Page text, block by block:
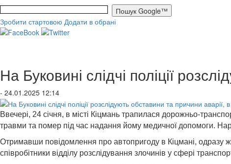
Зробити стартовою Додати в обрані
На Буковині слідчі поліції
- 24.01.2025 12:14
Ввечері, 24 січня, в місті Кіцмань трапилася дорожньо-
травми та помер під час надання йому медичної допомоги.
Отримавши повідомлення про автопригоду в Кіцмані, одразу ж
співробітники відділу розслідування злочинів у сфері